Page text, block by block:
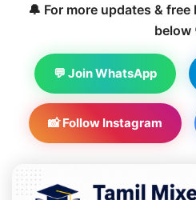
🔔 For more updates &
below
💬 Join WhatsApp
📸 Follow Instagram